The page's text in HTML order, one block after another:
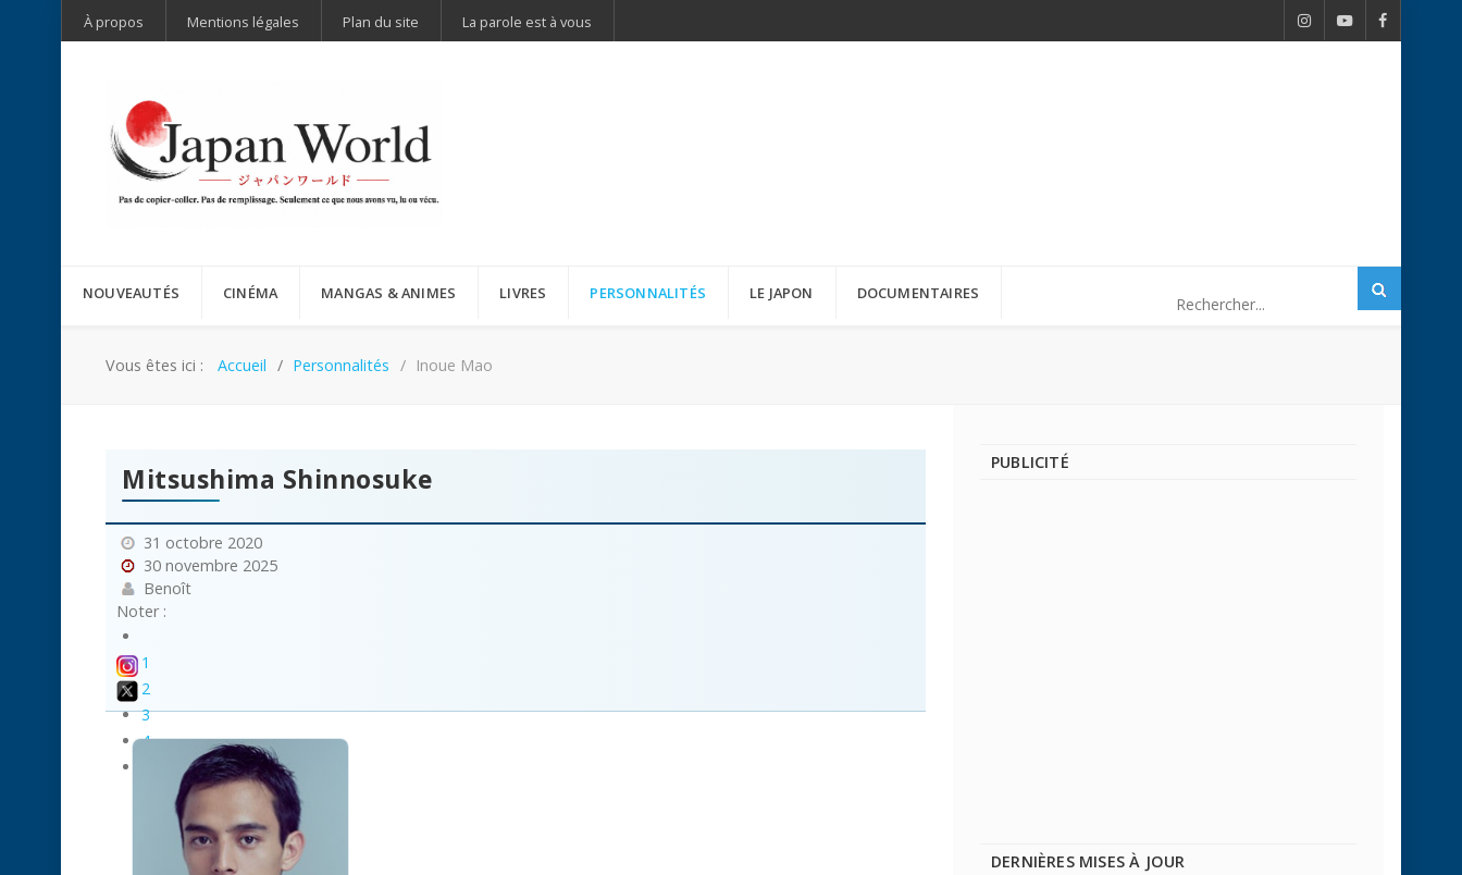
À propos Mentions légales Plan du site La parole est à vous
NOUVEAUTÉS CINÉMA MANGAS & ANIMES LIVRES PERSONNALITÉS LE JAPON DOCUMENTAIRES
Vous êtes ici : Accueil Personnalités Inoue Mao
Mitsushima Shinnosuke
31 octobre 2020
30 novembre 2025
Benoît
Noter :
1
2
3
4
PUBLICITÉ
DERNIÈRES MISES À JOUR